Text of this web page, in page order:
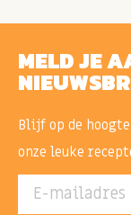
MELD JE
Blijf op de
onze leuke
E-mailadres